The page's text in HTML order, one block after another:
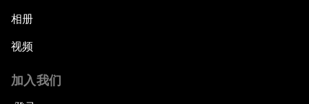
相册
视频
加入我们